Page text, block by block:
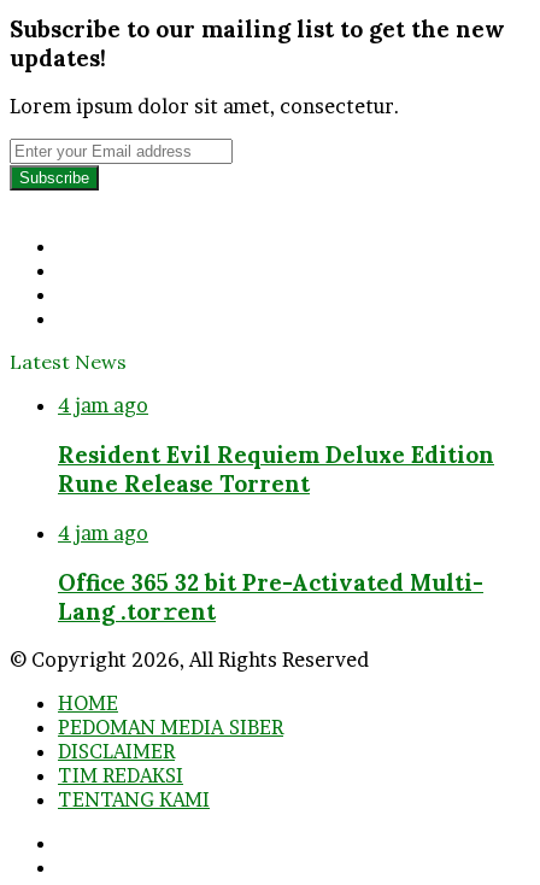
Subscribe to our mailing list to get the new
updates!
Lorem ipsum dolor sit amet, consectetur.
Enter
your
Email
Latest News
4 jam ago
Resident Evil Requiem Deluxe Edition
Rune Release Torrent
4 jam ago
Office 365 32 bit Pre-Activated Multi-
Lang .tоr𝚛еnt
© Copyright 2026, All Rights Reserved
HOME
PEDOMAN MEDIA SIBER
DISCLAIMER
TIM REDAKSI
TENTANG KAMI